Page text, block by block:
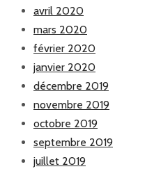
avril 2020
mars 2020
février 2020
janvier 2020
décembre 2019
novembre 2019
octobre 2019
septembre 2019
juillet 2019